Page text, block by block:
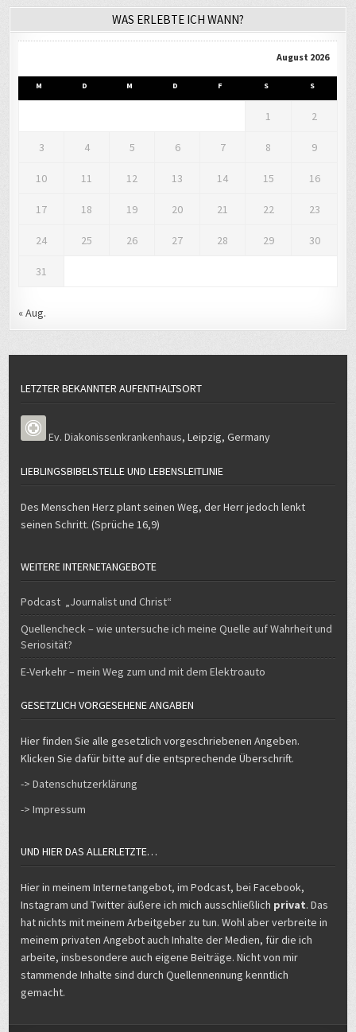
WAS ERLEBTE ICH WANN?
August 2026
M D M D F S S
1 2
3 4 5 6 7 8 9
10 11 12 13 14 15 16
17 18 19 20 21 22 23
24 25 26 27 28 29 30
31
« Aug.
LETZTER BEKANNTER AUFENTHALTSORT
Ev. Diakonissenkrankenhaus,Leipzig,Germany
LIEBLINGSBIBELSTELLE UND LEBENSLEITLINIE
Des Menschen Herz plant seinen Weg, der Herr jedoch lenkt
seinen Schritt. (Sprüche 16,9)
WEITERE INTERNETANGEBOTE
Podcast „Journalist und Christ“
Quellencheck – wie untersuche ich meine Quelle auf Wahrheit und
Seriosität?
E-Verkehr – mein Weg zum und mit dem Elektroauto
GESETZLICH VORGESEHENE ANGABEN
Hier finden Sie alle gesetzlich vorgeschriebenen Angeben.
Klicken Sie dafür bitte auf die entsprechende Überschrift.
-> Datenschutzerklärung
-> Impressum
UND HIER DAS ALLERLETZTE…
Hier in meinem Internetangebot, im Podcast, bei Facebook,
Instagram und Twitter äußere ich mich ausschließlich privat. Das
hat nichts mit meinem Arbeitgeber zu tun. Wohl aber verbreite in
meinem privaten Angebot auch Inhalte der Medien, für die ich
arbeite, insbesondere auch eigene Beiträge. Nicht von mir
stammende Inhalte sind durch Quellennennung kenntlich
gemacht.